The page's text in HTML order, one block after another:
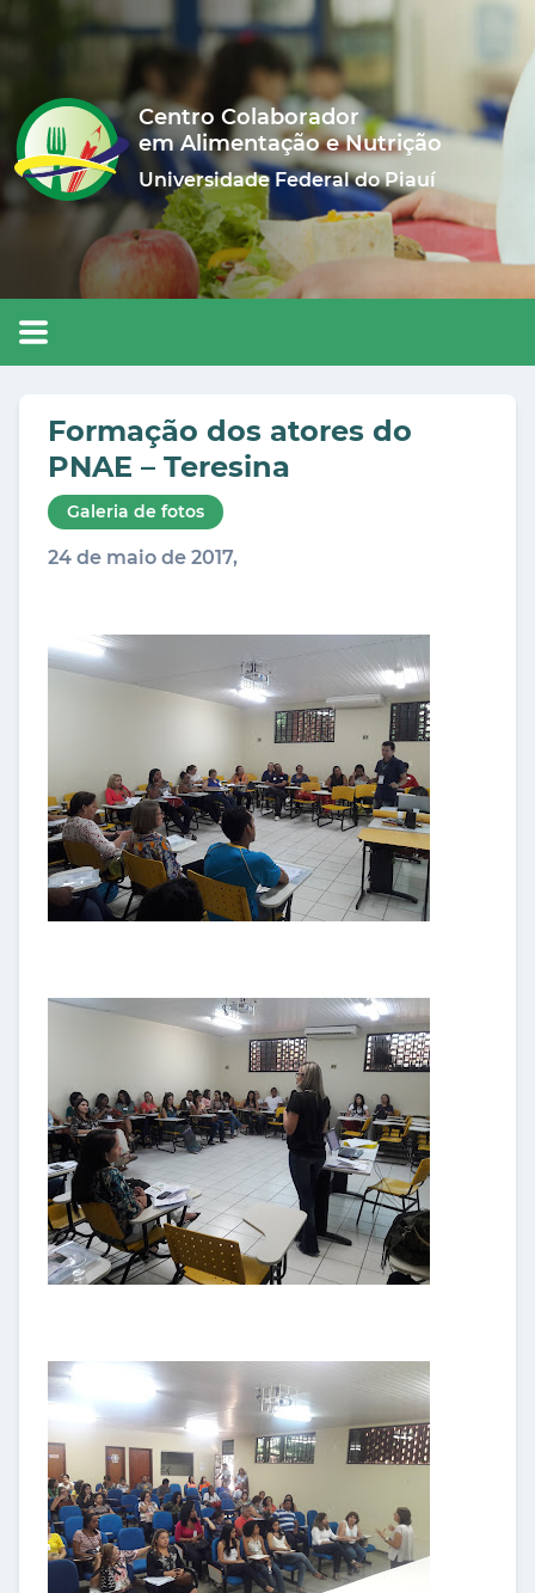
Centro Colaborador
em Alimentação e Nutrição
Universidade Federal do Piauí
Formação dos atores do
PNAE – Teresina
Galeria de fotos
24 de maio de 2017,